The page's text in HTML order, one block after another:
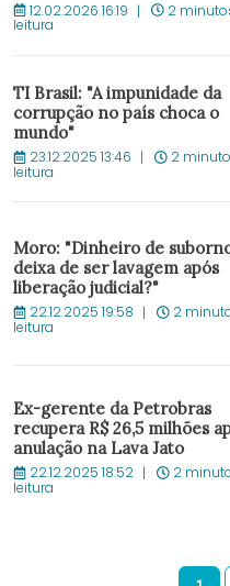
12.02.2026 16:19 2
leitura
TI Brasil: "A impunidade da
corrupção no país choca o
mundo"
23.12.2025 13:46 2
leitura
Moro: "Dinheiro de
deixa de ser lavagem após
liberação judicial?"
22.12.2025 19:58 2
leitura
Ex-gerente da Petrobras
recupera R$ 26,5 milhões
anulação na Lava Jato
22.12.2025 18:52 2
leitura